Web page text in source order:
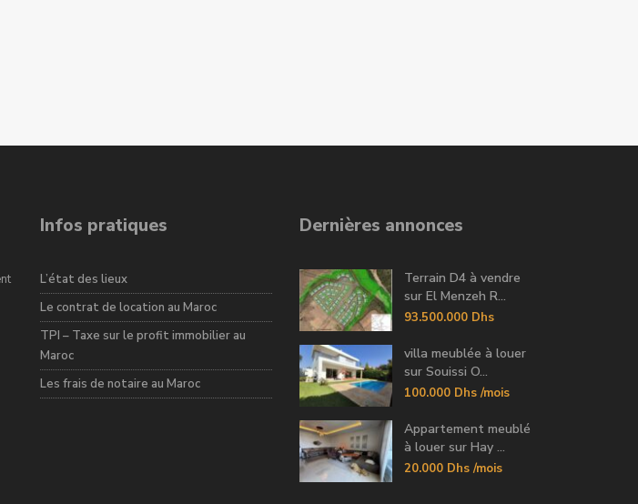
Infos pratiques
L’état des lieux
Le contrat de location au Maroc
TPI – Taxe sur le profit immobilier au
Maroc
Les frais de notaire au Maroc
Dernières annonces
Terrain D4 à vendre
sur El Menzeh R...
93.500.000 Dhs
villa meublée à louer
sur Souissi O...
100.000 Dhs /mois
Appartement meublé
à louer sur Hay ...
20.000 Dhs /mois